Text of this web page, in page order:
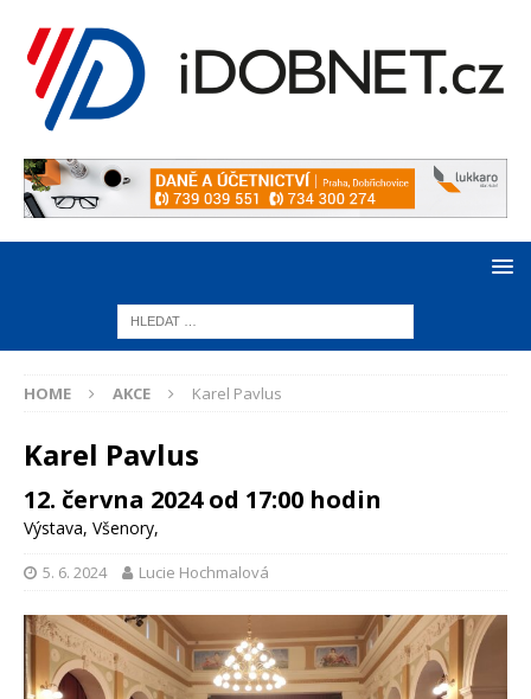
HOME AKCE Karel Pavlus
Karel Pavlus
12. června 2024 od 17:00 hodin
Výstava, Všenory,
5. 6. 2024 Lucie Hochmalová